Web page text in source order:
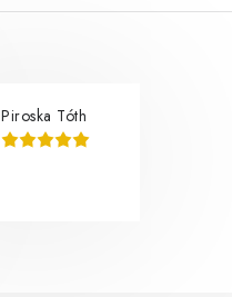
Piroska Tóth